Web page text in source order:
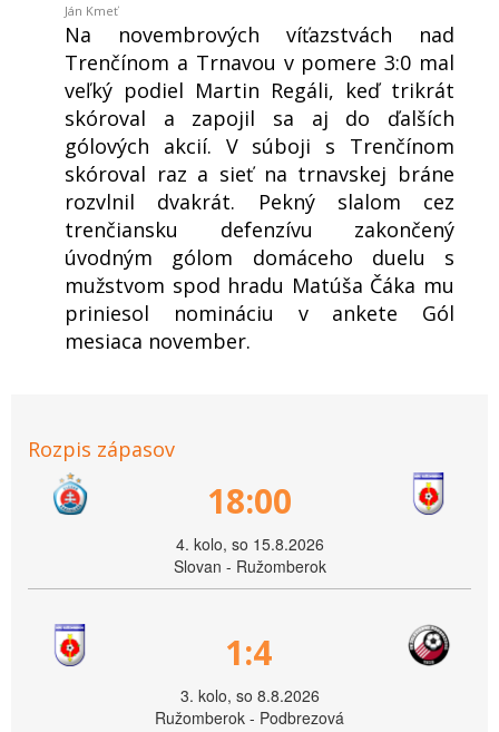
Ján Kmeť
Na novembrových víťazstvách nad
Trenčínom a Trnavou v pomere 3:0 mal
veľký podiel Martin Regáli, keď trikrát
skóroval a zapojil sa aj do ďalších
gólových akcií. V súboji s Trenčínom
skóroval raz a sieť na trnavskej bráne
rozvlnil dvakrát. Pekný slalom cez
trenčiansku defenzívu zakončený
úvodným gólom domáceho duelu s
mužstvom spod hradu Matúša Čáka mu
priniesol nomináciu v ankete Gól
mesiaca november.
Rozpis zápasov
18:00
4. kolo, so 15.8.2026
Slovan - Ružomberok
1:4
3. kolo, so 8.8.2026
Ružomberok - Podbrezová